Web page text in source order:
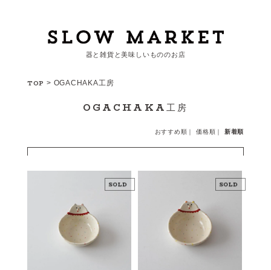
カートを見る
カテゴリーから探す
ログイン
お問い合わせ
器と雑貨と美味しいもののお店
TOP > OGACHAKA工房
OGACHAKA工房
おすすめ順 ｜価格順 ｜ 新着順